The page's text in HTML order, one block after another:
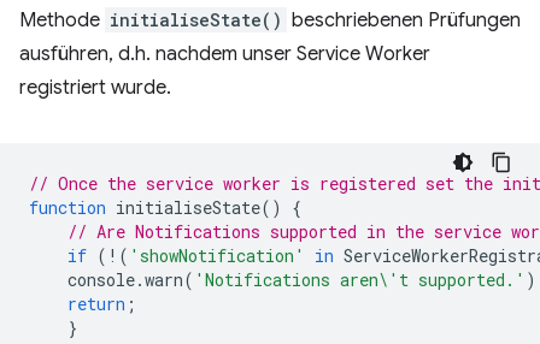
Methode initialiseState() beschriebenen Prüfungen
ausführen, d.h. nachdem unser Service Worker
registriert wurde.
// Once the service worker is registered set the
function initialiseState()
{
// Are Notifications supported in the service
if ( ! ( 'showNotification' in
console.warn( 'Notifications aren\'t supported.'
return ;
}